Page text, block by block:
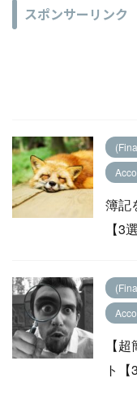
スポンサーリンク
簿記
【3
【
ト【